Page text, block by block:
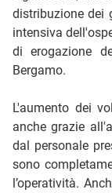
distribuzione dei
intensiva
di erogazione
Bergamo.
L'aumento dei
anche grazie
dal personale
sono
l’operatività.